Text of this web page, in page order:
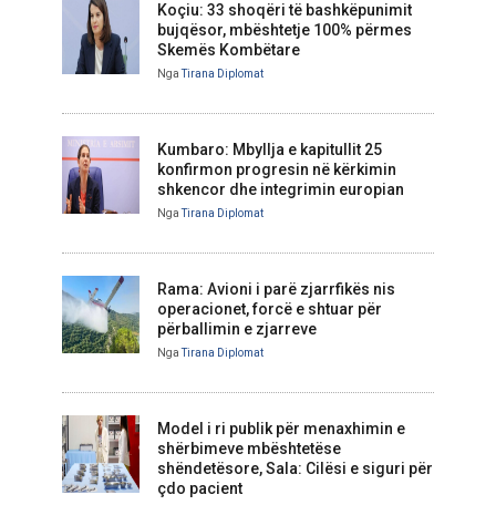
Koçiu: 33 shoqëri të bashkëpunimit
bujqësor, mbështetje 100% përmes
Skemës Kombëtare
Nga Tirana Diplomat
Kumbaro: Mbyllja e kapitullit 25
konfirmon progresin në kërkimin
shkencor dhe integrimin europian
Nga Tirana Diplomat
Rama: Avioni i parë zjarrfikës nis
operacionet, forcë e shtuar për
përballimin e zjarreve
Nga Tirana Diplomat
Model i ri publik për menaxhimin e
shërbimeve mbështetëse
shëndetësore, Sala: Cilësi e siguri për
çdo pacient